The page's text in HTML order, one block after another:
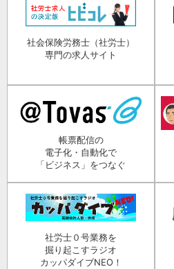
社会保険労務士（社労士）
専門の求人サイト
帳票配信の
電子化・自動化で
「ビジネス」をつなぐ
社労士０号業務を
掘り起こすラジオ
カッパダイブNEO！